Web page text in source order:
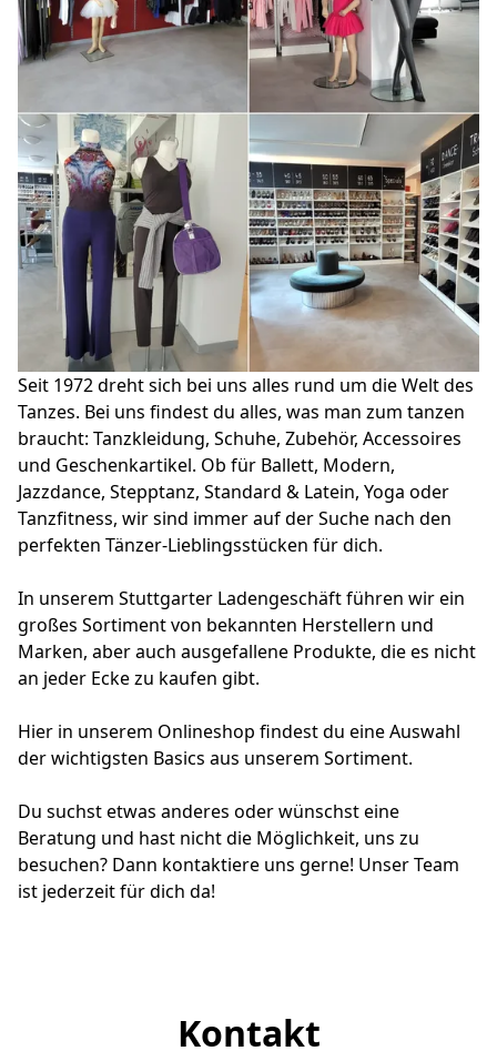
Seit 1972 dreht sich bei uns alles rund um die Welt des
Tanzes. Bei uns findest du alles, was man zum tanzen
braucht: Tanzkleidung, Schuhe, Zubehör, Accessoires
und Geschenkartikel. Ob für Ballett, Modern,
Jazzdance, Stepptanz, Standard & Latein, Yoga oder
Tanzfitness, wir sind immer auf der Suche nach den
perfekten Tänzer-Lieblingsstücken für dich.
In unserem Stuttgarter Ladengeschäft führen wir ein
großes Sortiment von bekannten Herstellern und
Marken, aber auch ausgefallene Produkte, die es nicht
an jeder Ecke zu kaufen gibt.
Hier in unserem Onlineshop findest du eine Auswahl
der wichtigsten Basics aus unserem Sortiment.
Du suchst etwas anderes oder wünschst eine
Beratung und hast nicht die Möglichkeit, uns zu
besuchen? Dann kontaktiere uns gerne! Unser Team
ist jederzeit für dich da!
Kontakt